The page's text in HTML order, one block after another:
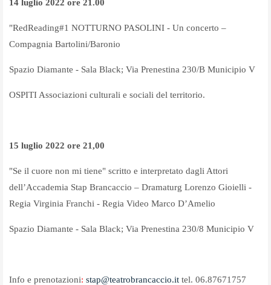
14 luglio 2022 ore 21.00
"RedReading#1 NOTTURNO PASOLINI - Un concerto –
Compagnia Bartolini/Baronio
Spazio Diamante - Sala Black; Via Prenestina 230/B Municipio V
OSPITI Associazioni culturali e sociali del territorio.
15 luglio 2022 ore 21,00
"Se il cuore non mi tiene" scritto e interpretato dagli Attori
dell’Accademia Stap Brancaccio – Dramaturg Lorenzo Gioielli -
Regia Virginia Franchi - Regia Video Marco D’Amelio
Spazio Diamante - Sala Black; Via Prenestina 230/8 Municipio V
Info e prenotazioni: stap@teatrobrancaccio.it tel. 06.87671757